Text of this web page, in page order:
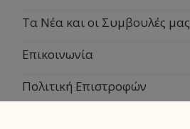
Τα Νέα και οι Συμβουλές μας
Επικοινωνία
Πολιτική Επιστροφών